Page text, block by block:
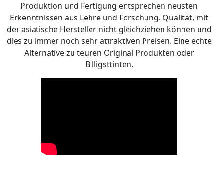
Produktion und Fertigung entsprechen neusten
Erkenntnissen aus Lehre und Forschung. Qualität, mit
der asiatische Hersteller nicht gleichziehen können und
dies zu immer noch sehr attraktiven Preisen. Eine echte
Alternative zu teuren Original Produkten oder
Billigsttinten.